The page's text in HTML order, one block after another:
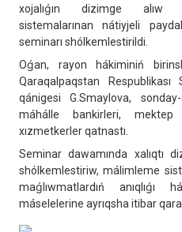
xojalıǵın dizimge alıw
sistemalarınan nátiyjeli
seminarı shólkemlestirildi.
Oǵan, rayon hákiminiń
Qaraqalpaqstan Respublikası
qánigesi G.Smaylova,
máhálle bankirleri,
xızmetkerler qatnastı.
Seminar dawamında xalıqtı
shólkemlestiriw, málimleme
maǵlıwmatlardıń anıqlıǵı
máselelerine ayrıqsha itibar